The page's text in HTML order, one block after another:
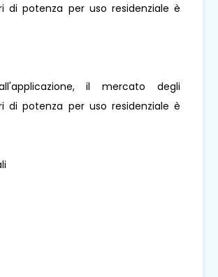
di potenza per uso residenziale è
il mercato degli
di potenza per uso residenziale è